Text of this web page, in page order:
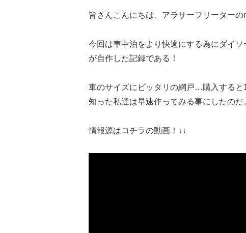
皆さんこんにちは、アラサーフリーターの
今回は車中泊をより快適にする為にダイ
が自作した記録である！
車のサイズにピッタリの網戸…購入すると
知った私達は早速作ってみる事にしたのだ
情報源はコチラの動画！↓↓